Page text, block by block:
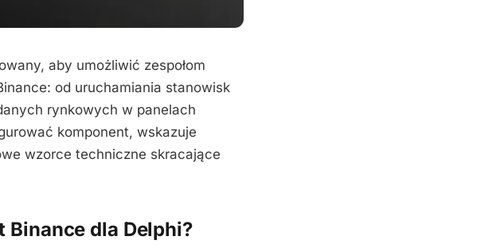
aby umożliwić zespołom
od uruchamiania stanowisk
rynkowych w panelach
komponent, wskazuje
wzorce techniczne skracające
dla Delphi?